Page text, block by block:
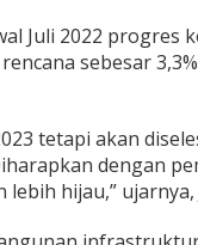
Juli 2022 progres
sebesar
tetapi akan
dengan
hijau,” ujarnya,